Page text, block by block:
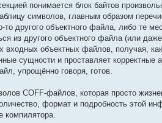
понимается блок байтов
символов, главным образом
то другого объектного файла, либо те
из другого объектного файла (или
входных объектных файлов, получая,
сущности и проставляет корректные
упрощённо говоря, готов.
COFF-файлов, которая просто
формат и подробность этой
компилятора.